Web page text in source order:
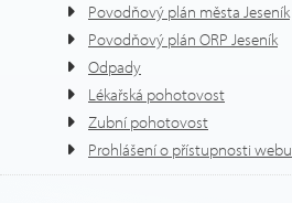
Povodňový plán města Jeseník
Povodňový plán ORP Jeseník
Odpady
Lékařská pohotovost
Zubní pohotovost
Prohlášení o přístupnosti webu